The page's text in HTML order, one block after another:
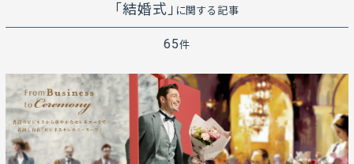
「結婚式」 に関する記事
65件